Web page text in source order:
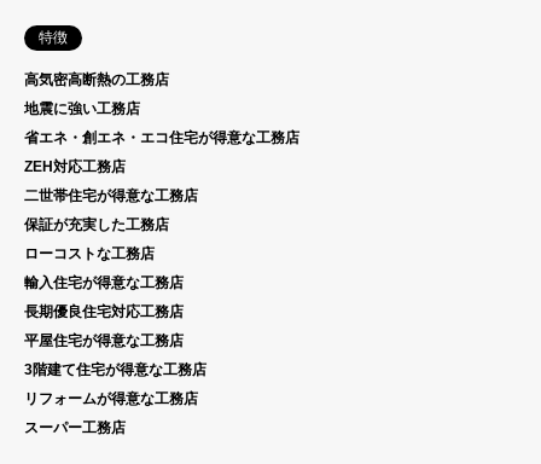
特徴
高気密高断熱の工務店
地震に強い工務店
省エネ・創エネ・エコ住宅が得意な工務店
ZEH対応工務店
二世帯住宅が得意な工務店
保証が充実した工務店
ローコストな工務店
輸入住宅が得意な工務店
長期優良住宅対応工務店
平屋住宅が得意な工務店
3階建て住宅が得意な工務店
リフォームが得意な工務店
スーパー工務店